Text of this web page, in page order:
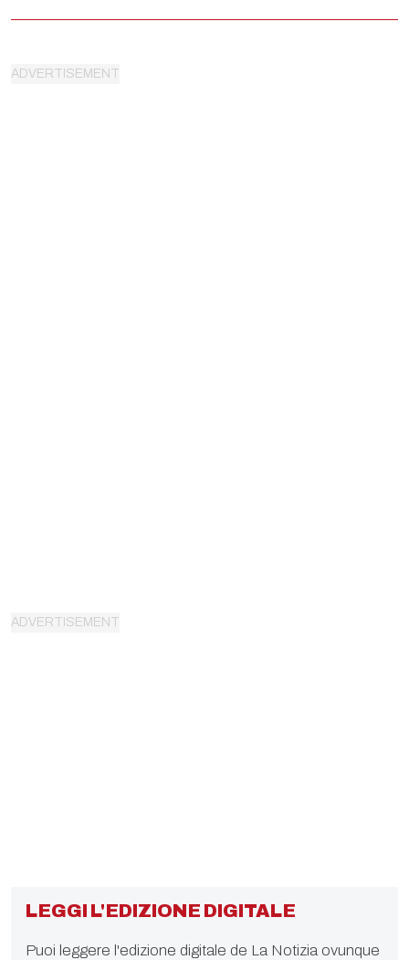
LEGGI L'EDIZIONE DIGITALE
Puoi leggere l'edizione digitale de La Notizia ovunque